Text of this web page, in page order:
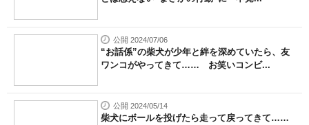
公開 2024/07/06
“お話係”の柴犬が少年と絆を深めていたら、友
ワンコがやってきて…… お笑いコンビ...
公開 2024/05/14
柴犬にボールを投げたら走って戻ってきて……